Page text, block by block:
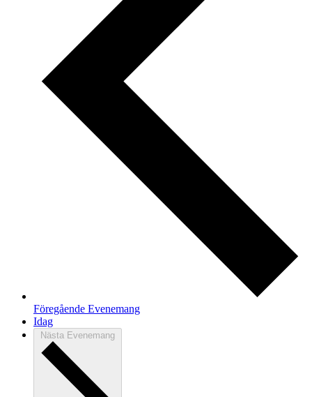
Föregående Evenemang
Idag
Nästa Evenemang